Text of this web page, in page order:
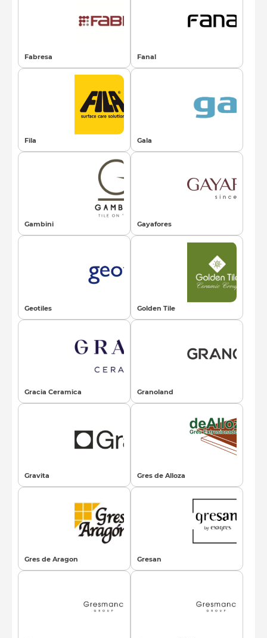
Fabresa Fanal
Fila Gala
Gambini Gayafores
Geotiles Golden Tile
Gracia Ceramica Granoland
Gravita Gres de Alloza
Gres de Aragon Gresan